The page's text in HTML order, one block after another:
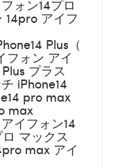
ォン14プロ
14pro アイフ
Plus（
フォン アイ
プラス
iPhone14
pro max
max
イフォン14
マックス
max アイ